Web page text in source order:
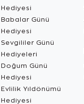
Hediyesi
Babalar Günü
Hediyesi
Sevgililer Günü
Hediyeleri
Doğum Günü
Hediyesi
Evlilik Yıldönümü
Hediyesi